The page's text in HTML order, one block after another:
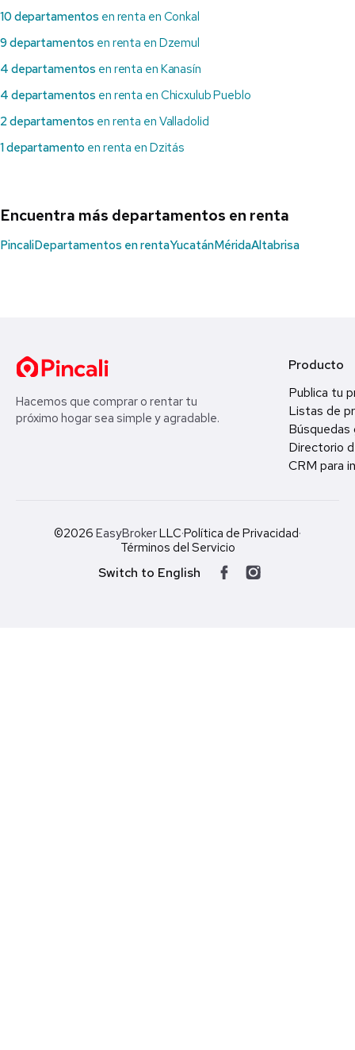
10 departamentos en renta en Conkal
9 departamentos en renta en Dzemul
4 departamentos en renta en Kanasín
4 departamentos en renta en Chicxulub Pueblo
2 departamentos en renta en Valladolid
1 departamento en renta en Dzitás
Encuentra más departamentos en renta
PincaliDepartamentos en rentaYucatánMéridaAltabrisa
Hacemos que comprar o rentar tu
próximo hogar sea simple y agradable.
Producto
Publica tu
Listas de
Búsquedas
Directorio
CRM para
©2026 EasyBrokerLLC·Política de Privacidad·
Términos del Servicio
Switch to English